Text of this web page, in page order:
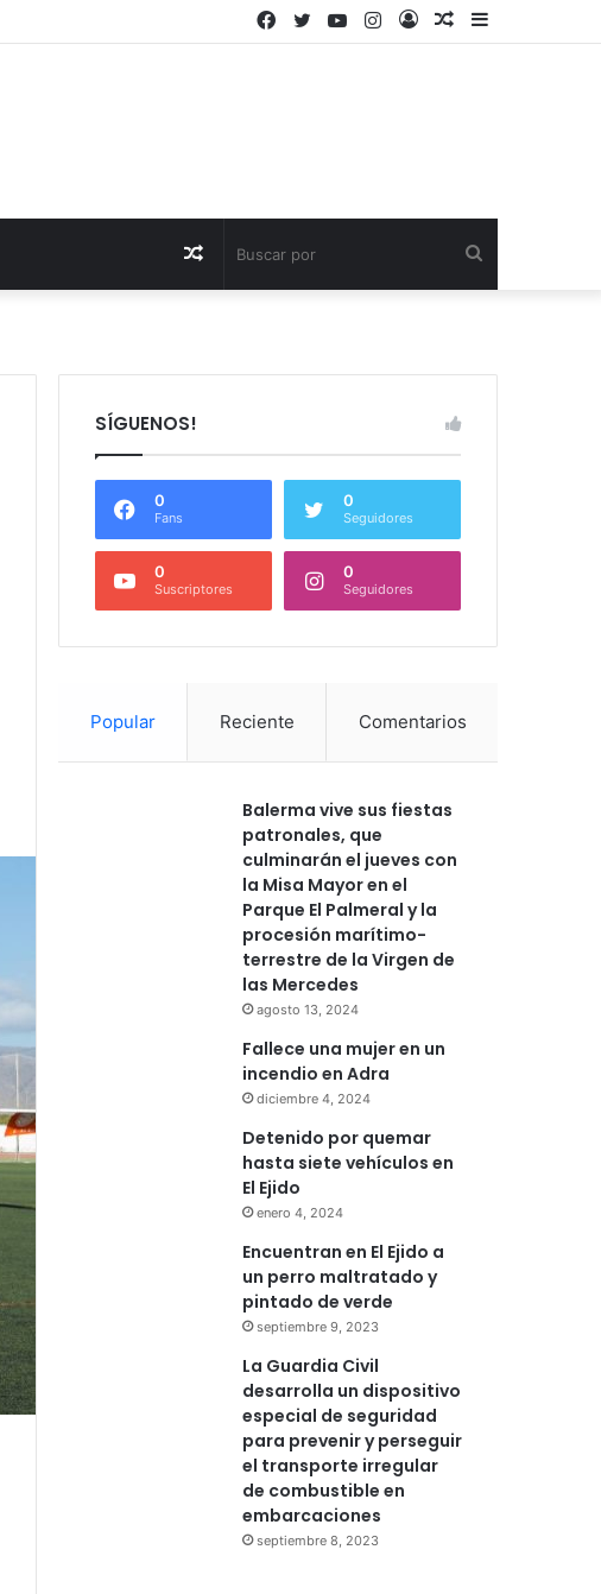
Barra
Publicación
Acceso
Instagram
YouTube
Twitter
Facebook
Publicación
SÍGUENOS!
0
Fans
0
Seguidores
0
Suscriptores
0
Seguidores
Popular Reciente Comentarios
Balerma vive sus fiestas
patronales, que
culminarán el jueves con
la Misa Mayor en el
Parque El Palmeral y la
procesión marítimo-
terrestre de la Virgen de
las Mercedes
agosto 13, 2024
Fallece una mujer en un
incendio en Adra
diciembre 4, 2024
Detenido por quemar
hasta siete vehículos en
El Ejido
enero 4, 2024
Encuentran en El Ejido a
un perro maltratado y
pintado de verde
septiembre 9, 2023
La Guardia Civil
desarrolla un dispositivo
especial de seguridad
para prevenir y perseguir
el transporte irregular
de combustible en
embarcaciones
septiembre 8, 2023